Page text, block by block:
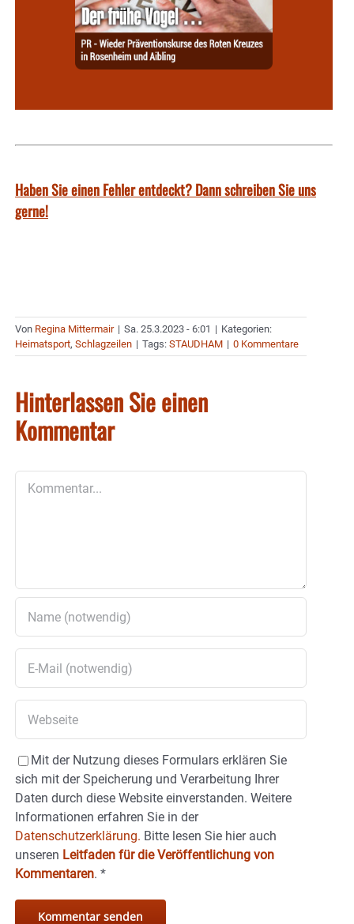
Haben Sie einen Fehler entdeckt? Dann schreiben Sie uns
gerne!
Von Regina Mittermair | Sa. 25.3.2023 - 6:01 | Kategorien:
Heimatsport, Schlagzeilen | Tags: STAUDHAM | 0 Kommentare
Hinterlassen Sie einen
Kommentar
Mit der Nutzung dieses Formulars erklären Sie
sich mit der Speicherung und Verarbeitung Ihrer
Daten durch diese Website einverstanden. Weitere
Informationen erfahren Sie in der
Datenschutzerklärung. Bitte lesen Sie hier auch
unseren Leitfaden für die Veröffentlichung von
Kommentaren. *